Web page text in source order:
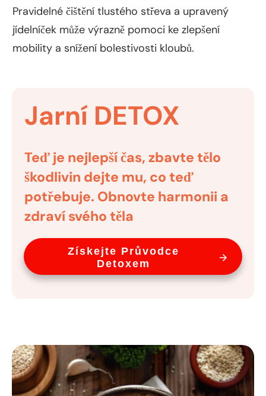
Pravidelné čištění tlustého střeva a upravený
jídelníček může výrazně pomoci ke zlepšení
mobility a snížení bolestivosti kloubů.
Jarní DETOX
Teď je nejlepší čas, zbavte tělo
škodlivin dejte mu, co teď
potřebuje. Obnovte harmonii a
zdraví svého těla
Získejte Průvodce
Detoxem